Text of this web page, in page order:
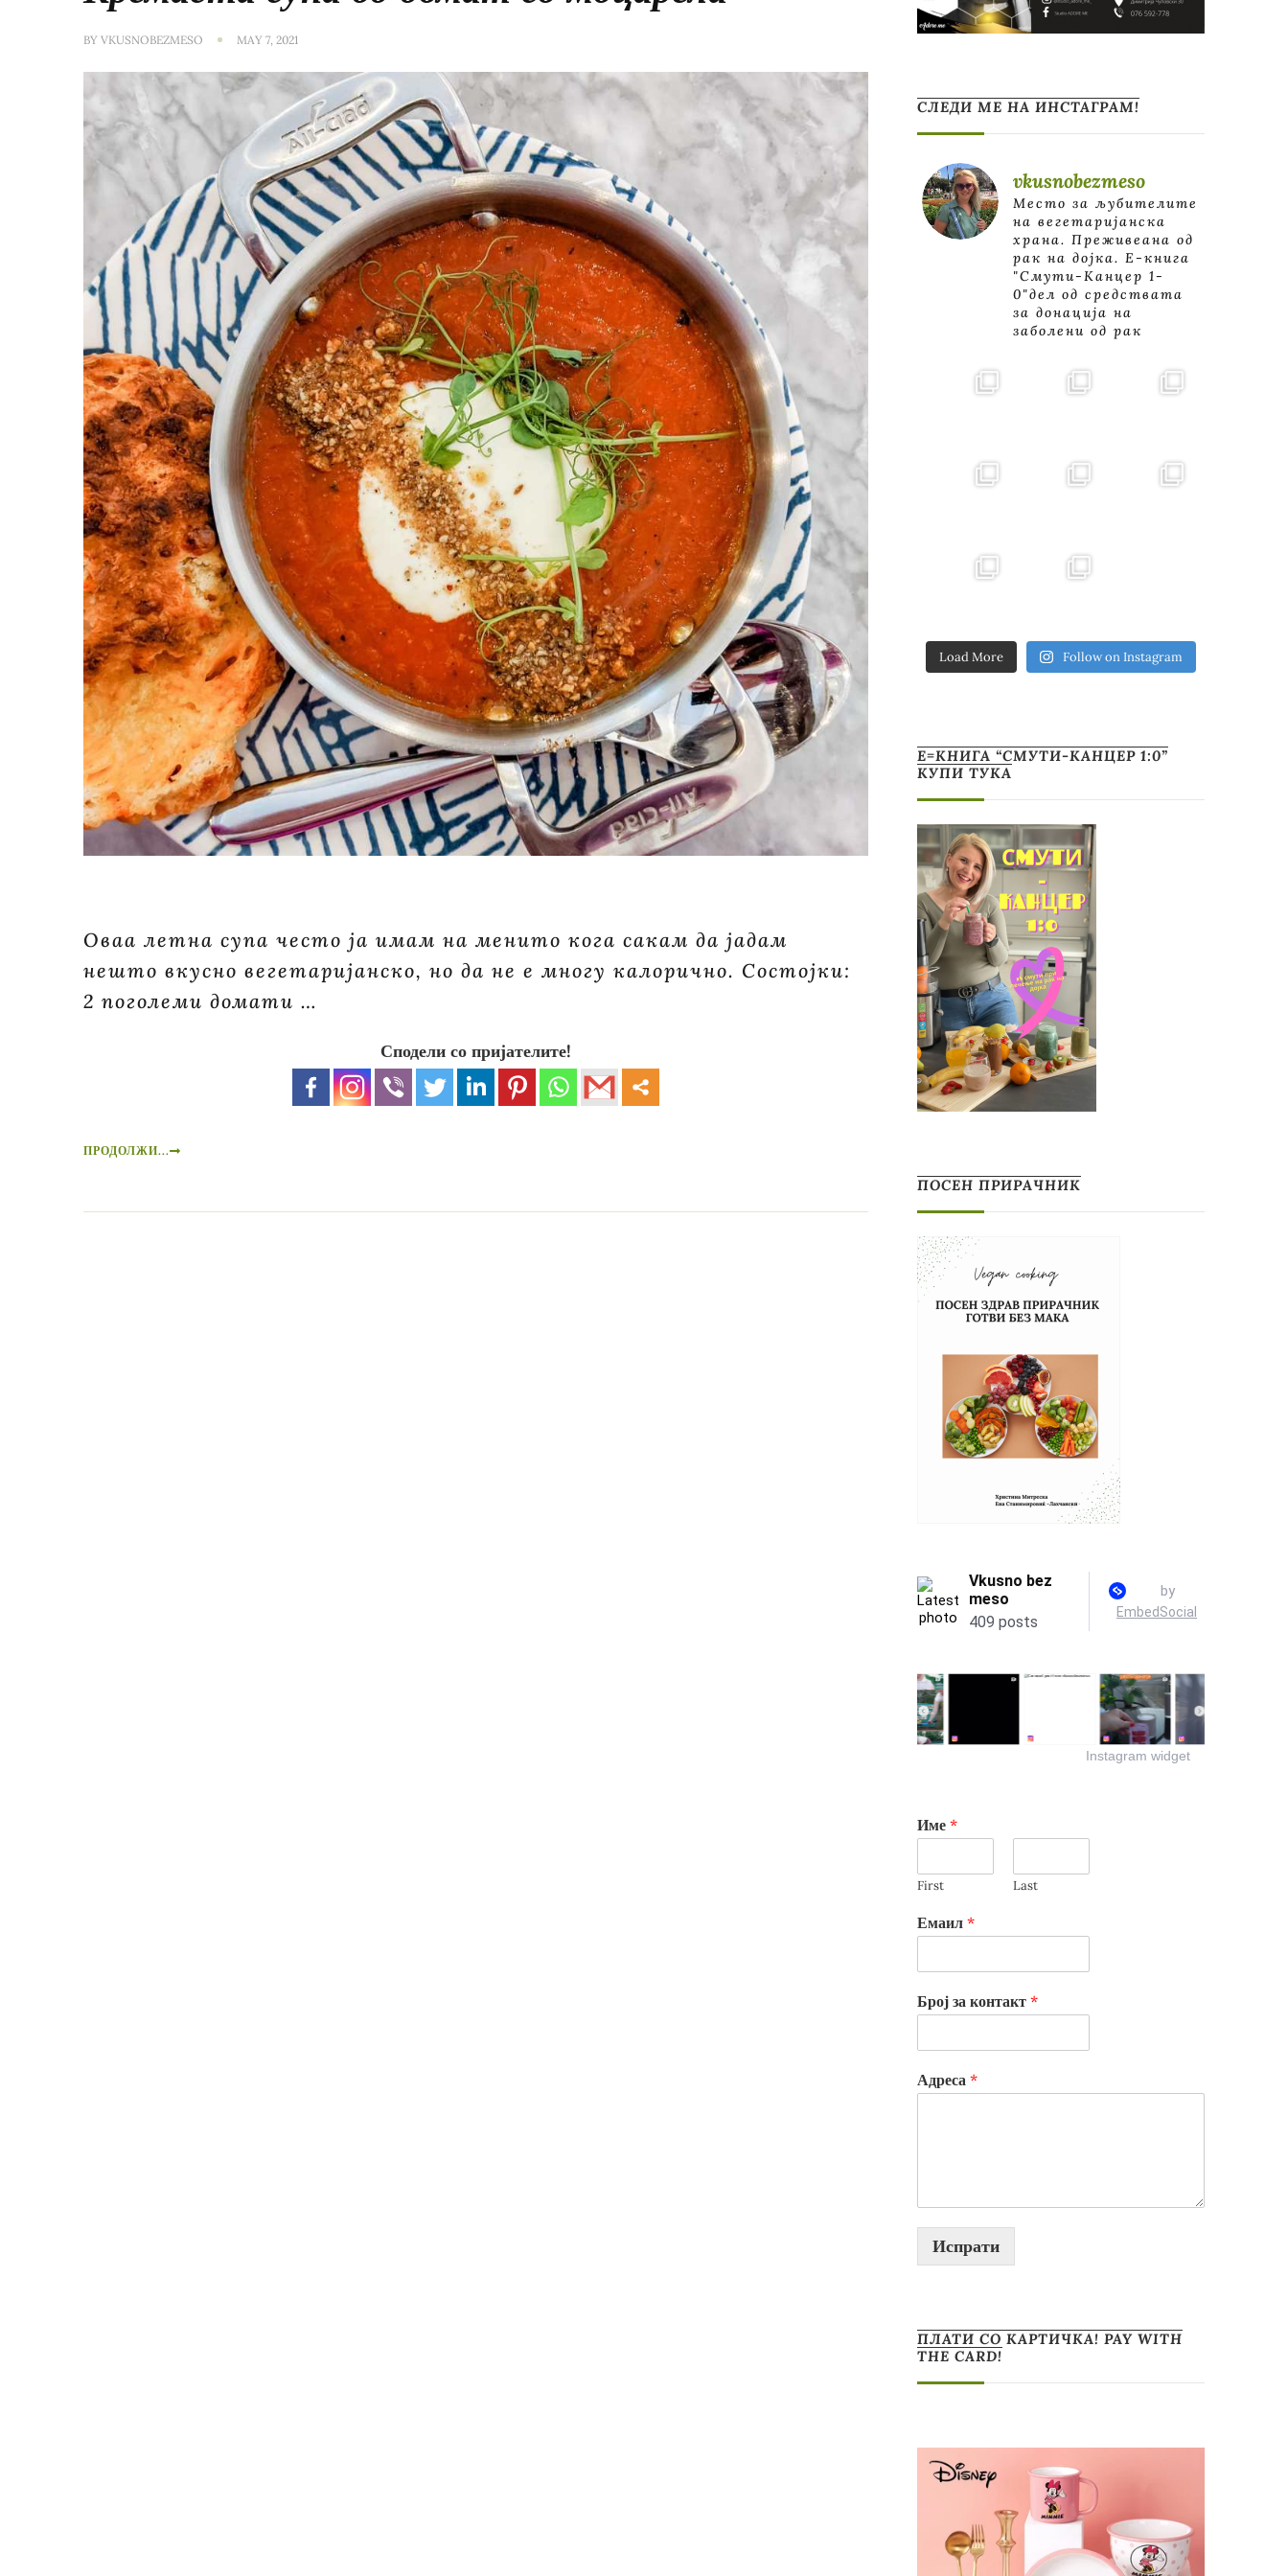
BYVKUSNOBEZMESO MAY 7, 2021
Оваа летна супа често ја имам на менито кога сакам да јадам
нешто вкусно вегетаријанско, но да не е многу калорично. Состојки:
2 поголеми домати …
Сподели со пријателите!
ПРОДОЛЖИ...
СЛЕДИ МЕ НА ИНСТАГРАМ!
vkusnobezmeso
Место за љубителите
на вегетаријанска
храна. Преживеана од
рак на дојка. E-книга
"Смути-Канцер 1-
0"дел од средствата
за донација на
заболени од рак
Load More Follow on Instagram
Е=КНИГА “СМУТИ-КАНЦЕР 1:0”
КУПИ ТУКА
ПОСЕН ПРИРАЧНИК
Instagram widget
Име *
First Last
Емаил *
Број за контакт *
Адреса *
Испрати
ПЛАТИ СО КАРТИЧКА! PAY WITH
THE CARD!